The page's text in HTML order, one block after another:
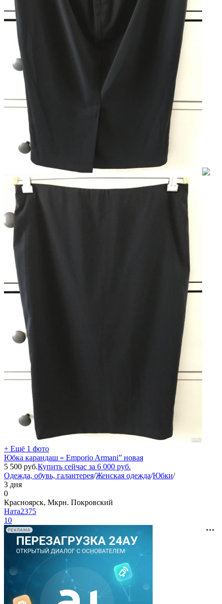
+ Ещё 1 фото
Юбка карандаш « Emporio Armani” новая
5 500 руб.Купить сейчас за 6 000 руб.
Одежда, обувь, галантерея/Женская одежда/Юбки/
3 дня
0
Красноярск, Мкрн. Покровский
Ната2375
10
РЕКЛАМА